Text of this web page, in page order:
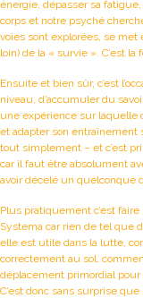
énergie, dépasser sa
corps et notre psyché
voies sont explorées, se
loin) de la « survie ». C’est
Ensuite et bien sûr, c’est
niveau, d’accumuler du
une expérience sur laquelle
et adapter son entraînement
tout simplement – et c’est
car il faut être absolument
avoir décelé un quelconque
Plus pratiquement c’est
Systema car rien de tel que
elle est utile dans la lutte,
correctement au sol,
déplacement primordial
C’est donc sans surprise